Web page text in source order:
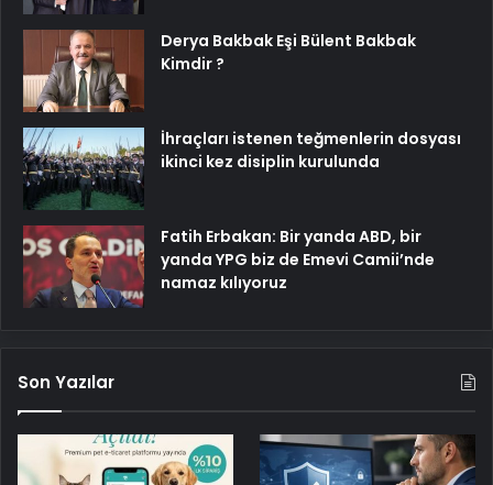
Derya Bakbak Eşi Bülent Bakbak
Kimdir ?
İhraçları istenen teğmenlerin dosyası
ikinci kez disiplin kurulunda
Fatih Erbakan: Bir yanda ABD, bir
yanda YPG biz de Emevi Camii’nde
namaz kılıyoruz
Son Yazılar